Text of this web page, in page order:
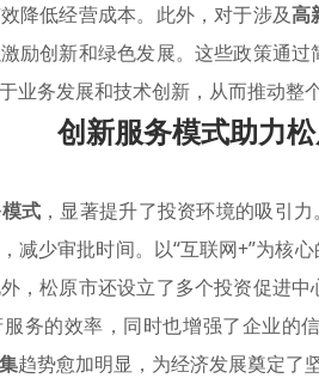
降低经营成本。此外，对于涉及高
励创新和绿色发展。这些政策通
业务发展和技术创新，从而推动整
创新服务模式助力
式 ，显著提升了投资环境的吸引
减少审批时间。以“互联网+”为核
，松原市还设立了多个投资促进
务的效率，同时也增强了企业的
趋势愈加明显，为经济发展奠定了